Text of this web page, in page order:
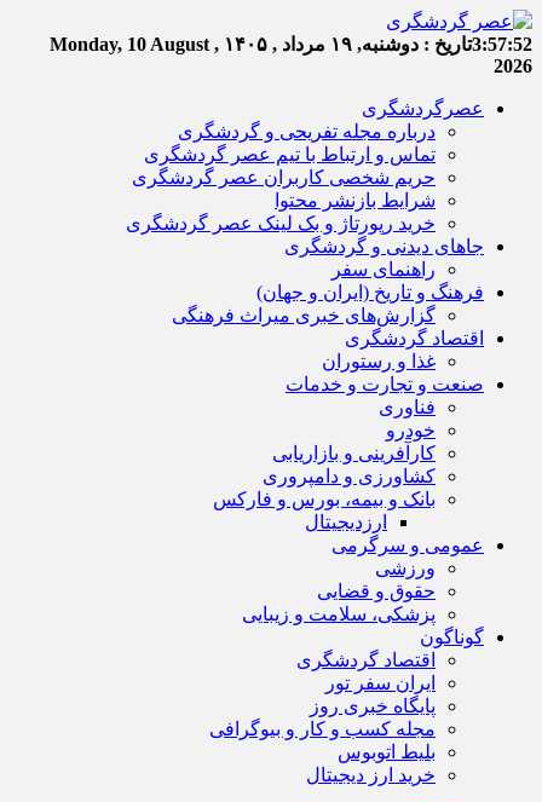
3:57:52تاریخ : دوشنبه, ۱۹ مرداد , ۱۴۰۵
Monday, 10 August ,
2026
عصرگردشگری
درباره مجله تفریحی و گردشگری
تماس و ارتباط با تیم عصر گردشگری
حریم شخصی کاربران عصر گردشگری
شرایط بازنشر محتوا
خرید رپورتاژ و بک لینک عصر گردشگری
جاهای دیدنی و گردشگری
راهنمای سفر
فرهنگ و تاریخ (ایران و جهان)
گزارش‌های خبری میراث فرهنگی
اقتصاد گردشگری
غذا و رستوران
صنعت و تجارت و خدمات
فناوری
خودرو
کارآفرینی و بازاریابی
کشاورزی و دامپروری
بانک و بیمه، بورس و فارکس
ارزدیجیتال
عمومی و سرگرمی
ورزشی
حقوق و قضایی
پزشکی، سلامت و زیبایی
گوناگون
اقتصاد گردشگری
ایران سفر تور
پایگاه خبری روز
مجله کسب و کار و بیوگرافی
بلیط اتوبوس
خرید ارز دیجیتال